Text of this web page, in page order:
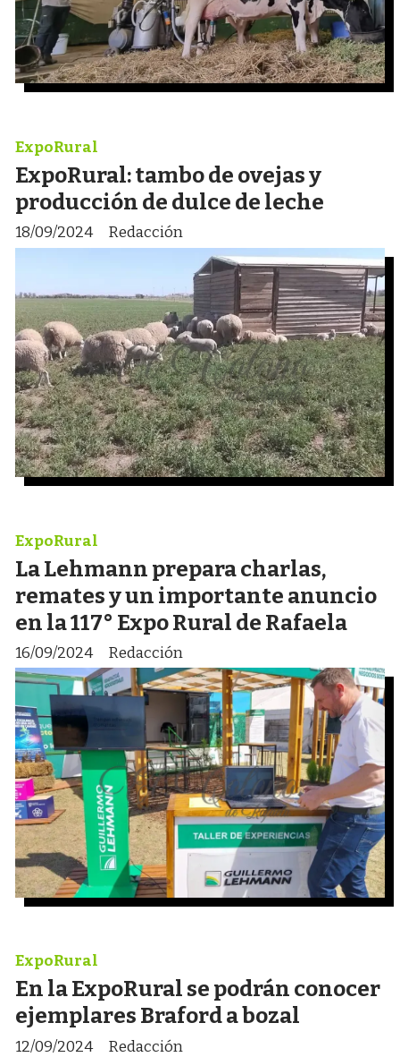
ExpoRural: tambo de ovejas y
producción de dulce de leche
Redacción
ExpoRural
18/09/2024
La Lehmann prepara charlas,
remates y un importante anuncio
en la 117° Expo Rural de Rafaela
Redacción
ExpoRural
16/09/2024
En la ExpoRural se podrán conocer
ejemplares Braford a bozal
Redacción
ExpoRural
12/09/2024